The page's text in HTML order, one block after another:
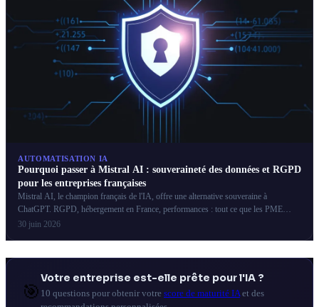
AUTOMATISATION IA
Pourquoi passer à Mistral AI : souveraineté des données et RGPD
pour les entreprises françaises
Mistral AI, le champion français de l'IA, offre une alternative souveraine à
ChatGPT. RGPD, hébergement en France, performances : tout ce que les PME
françaises doivent savoir.
30 juin 2026
🎯
Votre entreprise est-elle prête pour l'IA ?
10 questions pour obtenir votre score de maturité IA et des